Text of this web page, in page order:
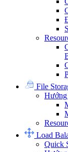
File
Hướng
Load
Quick